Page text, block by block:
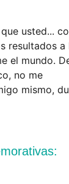
usted...
resultados a
el mundo.
no me
mismo,